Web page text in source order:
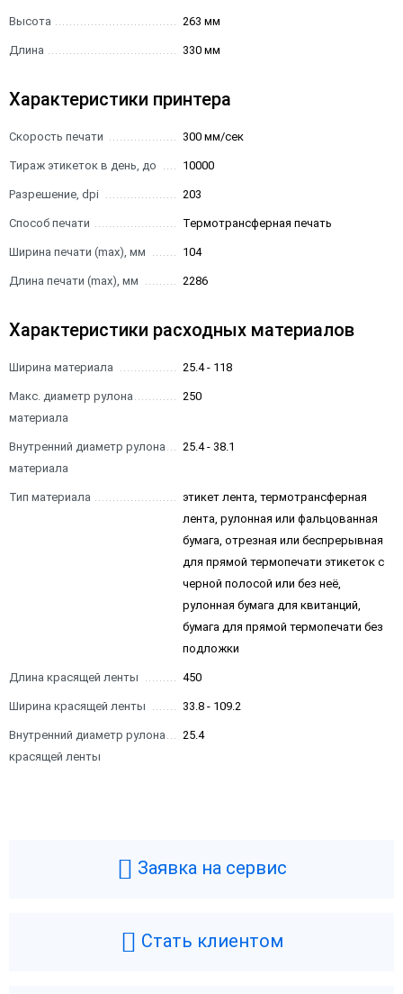
Высота 263 мм
Длина 330 мм
Характеристики принтера
Скорость печати 300 мм/сек
Тираж этикеток в день, до 10000
Разрешение, dpi 203
Способ печати Термотрансферная печать
Ширина печати (max), мм 104
Длина печати (max), мм 2286
Характеристики расходных материалов
Ширина материала 25.4 - 118
Макс. диаметр рулона
материала
250
Внутренний диаметр рулона
материала
25.4 - 38.1
Тип материала
этикет лента, термотрансферная
лента, рулонная или фальцованная
бумага, отрезная или беспрерывная
для прямой термопечати этикеток с
черной полосой или без неё,
рулонная бумага для квитанций,
бумага для прямой термопечати без
подложки
Длина красящей ленты 450
Ширина красящей ленты 33.8 - 109.2
Внутренний диаметр рулона
красящей ленты
25.4
Заявка на сервис
Стать клиентом